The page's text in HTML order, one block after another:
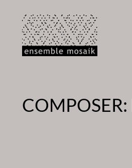
Inhalt
springen
COMPOSER: